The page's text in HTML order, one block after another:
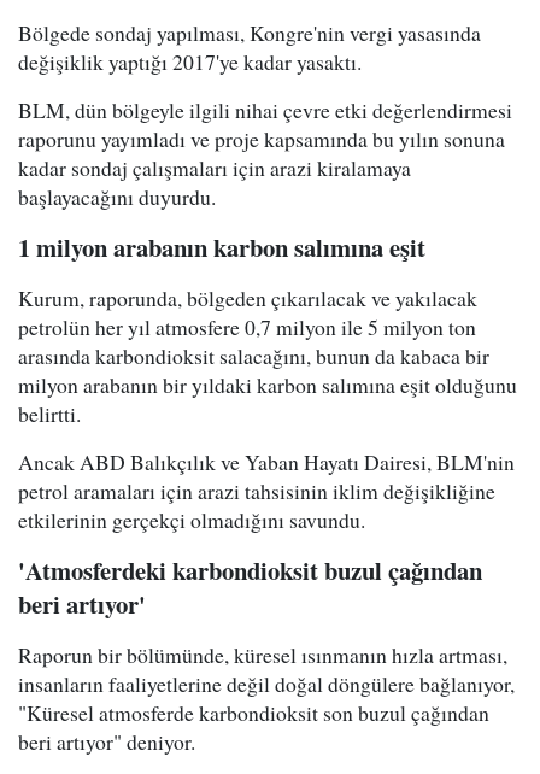
Bölgede sondaj yapılması, Kongre'nin vergi yasasında
değişiklik yaptığı 2017'ye kadar yasaktı.
BLM, dün bölgeyle ilgili nihai çevre etki değerlendirmesi
raporunu yayımladı ve proje kapsamında bu yılın sonuna
kadar sondaj çalışmaları için arazi kiralamaya
başlayacağını duyurdu.
1 milyon arabanın karbon salımına eşit
Kurum, raporunda, bölgeden çıkarılacak ve yakılacak
petrolün her yıl atmosfere 0,7 milyon ile 5 milyon ton
arasında karbondioksit salacağını, bunun da kabaca bir
milyon arabanın bir yıldaki karbon salımına eşit olduğunu
belirtti.
Ancak ABD Balıkçılık ve Yaban Hayatı Dairesi, BLM'nin
petrol aramaları için arazi tahsisinin iklim değişikliğine
etkilerinin gerçekçi olmadığını savundu.
'Atmosferdeki karbondioksit buzul çağından
beri artıyor'
Raporun bir bölümünde, küresel ısınmanın hızla artması,
insanların faaliyetlerine değil doğal döngülere bağlanıyor,
"Küresel atmosferde karbondioksit son buzul çağından
beri artıyor" deniyor.